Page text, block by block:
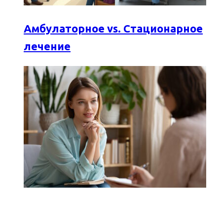
Амбулаторное vs. Стационарное
лечение